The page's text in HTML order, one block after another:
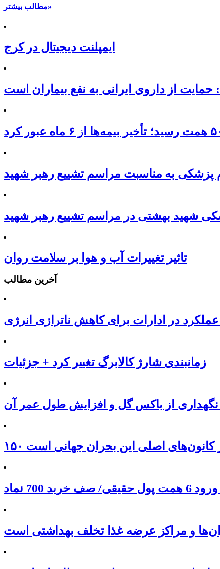
مطالب بیشتر»
ایمپلنت دیجیتال در کرج
حمایت از داروی ایرانی به نفع بیماران است
پزشکی به مناسبت مراسم تشییع رهبر شهید
شهید بهشتی در مراسم تشییع رهبر شهید
تاثیر تغییرات آب و هوا بر سلامت روان
آخرین مطالب
در ادارات برای کاهش ناترازی انرژی
زمانبندی شارژ کالابرگ تغییر کرد + جزئیات
نگهداری از باکس گل و افزایش طول عمر آن
از کانون‌های اصلی این بحران جهانی است
و مراکز عرضه غذا تخلف بهداشتی است